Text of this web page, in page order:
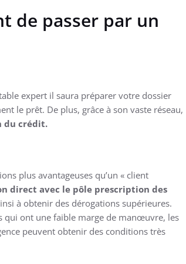
de passer par un
expert il saura préparer votre dossier
le prêt. De plus, grâce à son vaste réseau,
du crédit.
plus avantageuses qu’un « client
direct avec le pôle prescription des
à obtenir des dérogations supérieures.
qui ont une faible marge de manœuvre, les
peuvent obtenir des conditions très